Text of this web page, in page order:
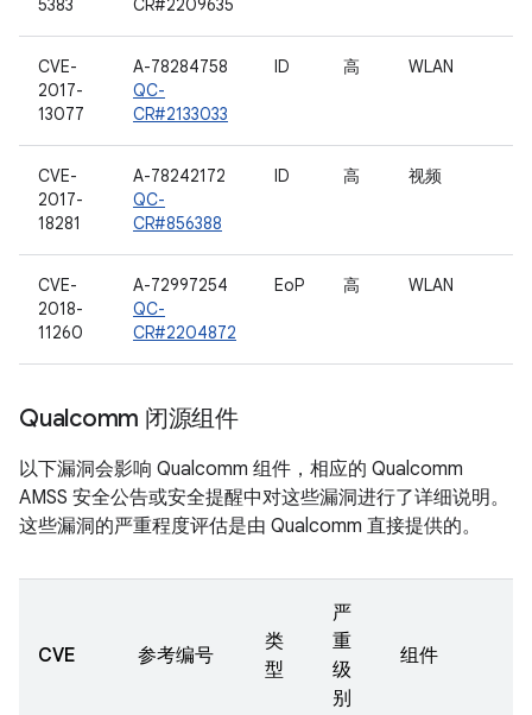
5383 CR#2209635
CVE-
2017-
13077
A-78284758
QC-
CR#2133033
ID 高 WLAN
CVE-
2017-
18281
A-78242172
QC-
CR#856388
ID 高 视频
CVE-
2018-
11260
A-72997254
QC-
CR#2204872
EoP 高 WLAN
Qualcomm 闭源组件
以下漏洞会影响 Qualcomm 组件，相应的 Qualcomm
AMSS 安全公告或安全提醒中对这些漏洞进行了详细说明。
这些漏洞的严重程度评估是由 Qualcomm 直接提供的。
CVE 参考编号
类
型
严
重
级
别
组件